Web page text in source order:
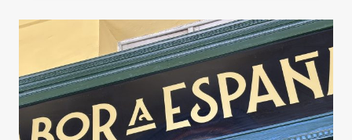
ESPAÑA
FUNDACIONES
EN
EUROPA